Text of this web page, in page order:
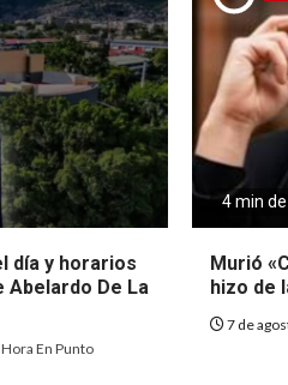
día y horarios
Abelardo De La
Hora En Punto
4 min
Murió
hizo de
7 de